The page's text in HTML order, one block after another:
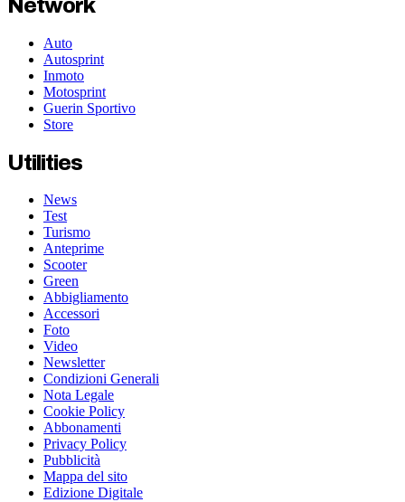
Network
Auto
Autosprint
Inmoto
Motosprint
Guerin Sportivo
Store
Utilities
News
Test
Turismo
Anteprime
Scooter
Green
Abbigliamento
Accessori
Foto
Video
Newsletter
Condizioni Generali
Nota Legale
Cookie Policy
Abbonamenti
Privacy Policy
Pubblicità
Mappa del sito
Edizione Digitale